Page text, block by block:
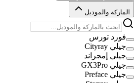
الماركة والموديل
فورد تورس
جيلي Cityray
جيلي إمجراند
جيلي GX3Pro
جيلي Preface